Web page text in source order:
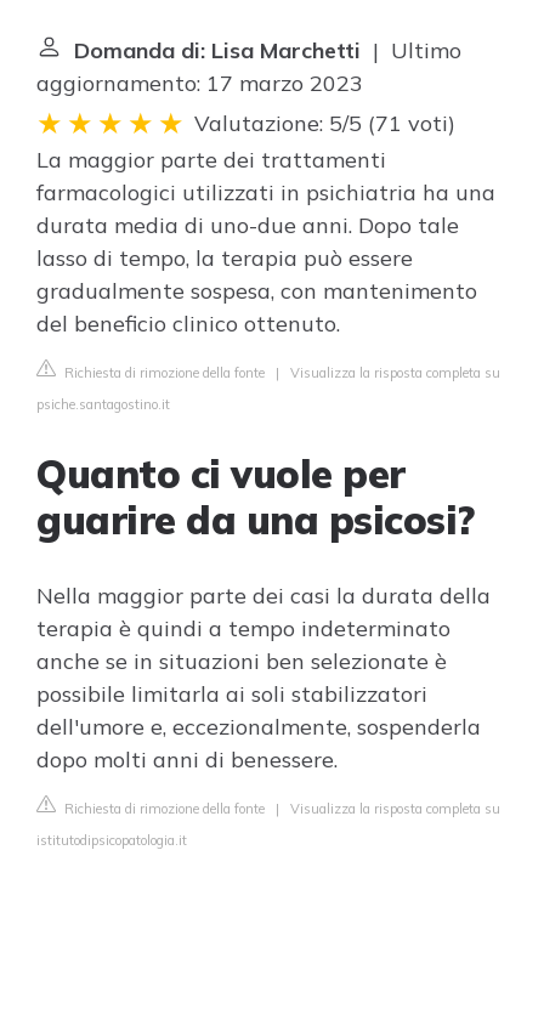
Domanda di: Lisa Marchetti | Ultimo
aggiornamento: 17 marzo 2023
Valutazione: 5/5 (71 voti)
La maggior parte dei trattamenti
farmacologici utilizzati in psichiatria ha una
durata media di uno-due anni. Dopo tale
lasso di tempo, la terapia può essere
gradualmente sospesa, con mantenimento
del beneficio clinico ottenuto.
Richiesta di rimozione della fonte | Visualizza la risposta completa su
psiche.santagostino.it
Quanto ci vuole per
guarire da una psicosi?
Nella maggior parte dei casi la durata della
terapia è quindi a tempo indeterminato
anche se in situazioni ben selezionate è
possibile limitarla ai soli stabilizzatori
dell'umore e, eccezionalmente, sospenderla
dopo molti anni di benessere.
Richiesta di rimozione della fonte | Visualizza la risposta completa su
istitutodipsicopatologia.it